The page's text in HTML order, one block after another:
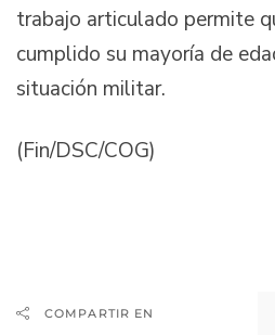
trabajo articulado permite
cumplido su mayoría de
situación militar.
(Fin/DSC/COG)
COMPARTIR EN